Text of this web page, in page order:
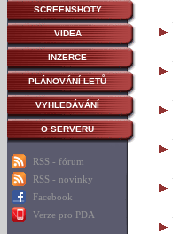
SCREENSHOTY
VIDEA
INZERCE
PLÁNOVÁNÍ LETŮ
VYHLEDÁVÁNÍ
O SERVERU
RSS - fórum
RSS - novinky
Facebook
Verze pro PDA